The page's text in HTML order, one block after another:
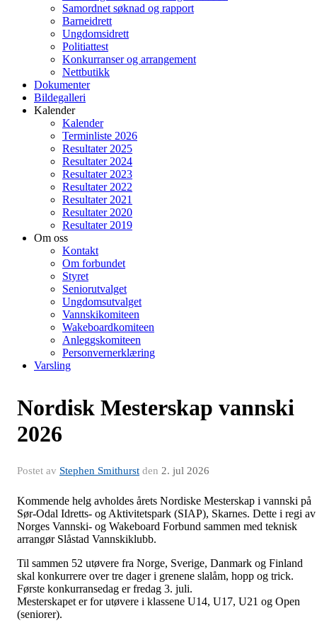
Samordnet søknad og rapport
Barneidrett
Ungdomsidrett
Politiattest
Konkurranser og arrangement
Nettbutikk
Dokumenter
Bildegalleri
Kalender
Kalender
Terminliste 2026
Resultater 2025
Resultater 2024
Resultater 2023
Resultater 2022
Resultater 2021
Resultater 2020
Resultater 2019
Om oss
Kontakt
Om forbundet
Styret
Seniorutvalget
Ungdomsutvalget
Vannskikomiteen
Wakeboardkomiteen
Anleggskomiteen
Personvernerklæring
Varsling
Nordisk Mesterskap vannski
2026
Postet av Stephen Smithurst den 2. jul 2026
Kommende helg avholdes årets Nordiske Mesterskap i vannski på
Sør-Odal Idretts- og Aktivitetspark (SIAP), Skarnes. Dette i regi av
Norges Vannski- og Wakeboard Forbund sammen med teknisk
arrangør Slåstad Vannskiklubb.
Til sammen 52 utøvere fra Norge, Sverige, Danmark og Finland
skal konkurrere over tre dager i grenene slalåm, hopp og trick.
Første konkurransedag er fredag 3. juli.
Mesterskapet er for utøvere i klassene U14, U17, U21 og Open
(seniorer).